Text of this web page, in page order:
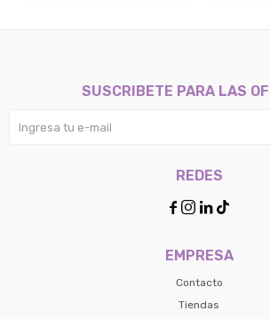
EMPRESA
Contacto
Tiendas
SUSCRIBETE PARA LAS
REDES
   